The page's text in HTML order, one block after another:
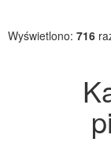
Wyświetlono: 716